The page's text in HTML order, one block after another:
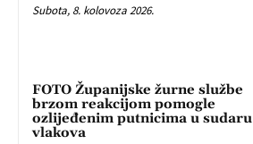
Subota, 8. kolovoza 2026.
FOTO Županijske žurne službe
brzom reakcijom pomogle
ozlijeđenim putnicima u sudaru
vlakova